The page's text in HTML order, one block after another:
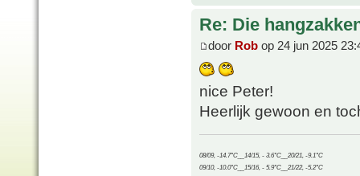
Re: Die
door Rob op 24 jun 2025
nice Peter!
Heerlijk gewoon en
08/09, -14.7°C__14/15, - 3.6°C__20/21, -9.1°C
09/10, -10.0°C__15/16, - 5.9°C__21/22, -5.2°C